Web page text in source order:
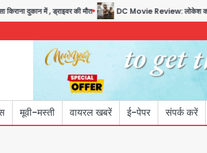
, ड्राइवर की मौत DC Movie Review: लोकेश कनगराज की
मूवी-मस्ती वायरल खबरें ई-पेपर संपर्क करें